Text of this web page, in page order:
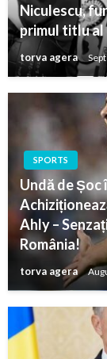
Niculescu,
primul titlu al
torva agera
SPORTS
Undă de
Ahly –
România!
torva agera